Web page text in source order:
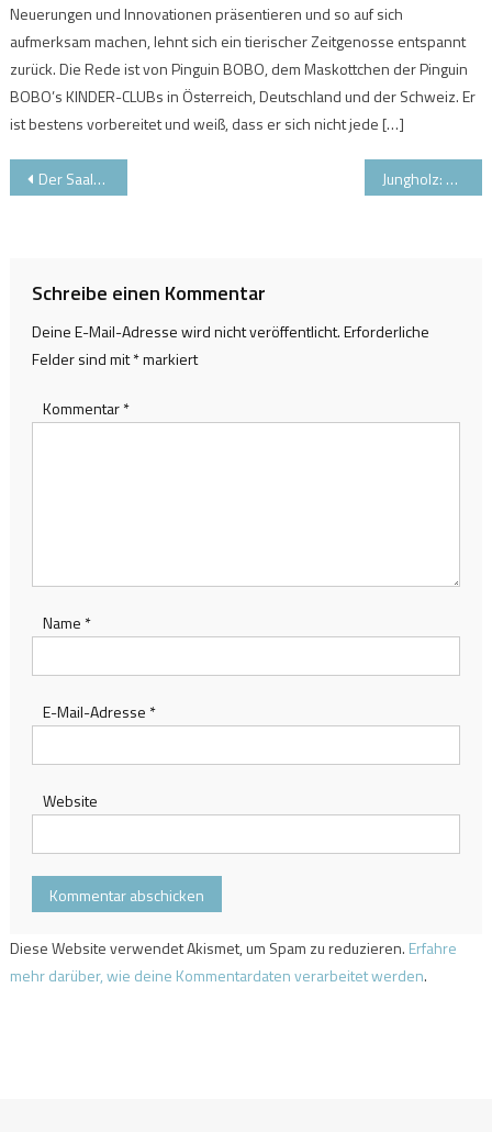
Neuerungen und Innovationen präsentieren und so auf sich
aufmerksam machen, lehnt sich ein tierischer Zeitgenosse entspannt
zurück. Die Rede ist von Pinguin BOBO, dem Maskottchen der Pinguin
BOBO’s KINDER-CLUBs in Österreich, Deutschland und der Schweiz. Er
ist bestens vorbereitet und weiß, dass er sich nicht jede […]
Beitragsnavigation
Der Saalbacher Skiklau-Krimi Jungholz: Mitarbeiter freundlich, Pisten familienfreundlich
Schreibe einen Kommentar
Deine E-Mail-Adresse wird nicht veröffentlicht.Erforderliche
Felder sind mit*markiert
Kommentar*
Name *
E-Mail-Adresse *
Website
Diese Website verwendet Akismet, um Spam zu reduzieren. Erfahre
mehr darüber, wie deine Kommentardaten verarbeitet werden.